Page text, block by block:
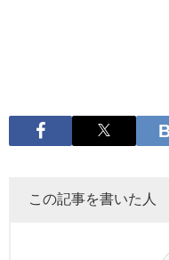
この記事を書いた人